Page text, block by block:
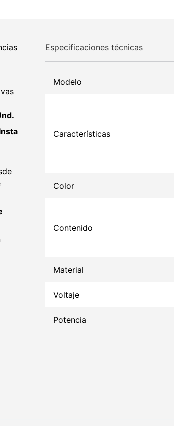
Insta
Especificaciones técnicas
Modelo
Características
Color
Contenido
Material
Voltaje
Potencia